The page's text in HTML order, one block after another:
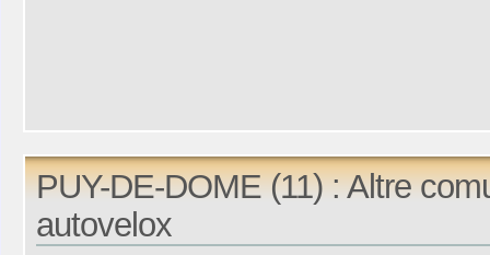
PUY-DE-DOME (11) : Altre
autovelox